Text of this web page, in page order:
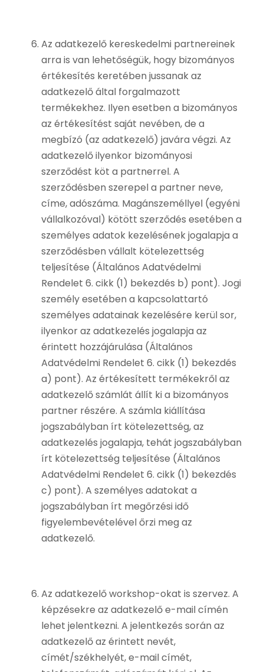
Az adatkezelő kereskedelmi partnereinek
arra is van lehetőségük, hogy bizományos
értékesítés keretében jussanak az
adatkezelő által forgalmazott
termékekhez. Ilyen esetben a bizományos
az értékesítést saját nevében, de a
megbízó (az adatkezelő) javára végzi. Az
adatkezelő ilyenkor bizományosi
szerződést köt a partnerrel. A
szerződésben szerepel a partner neve,
címe, adószáma. Magánszeméllyel (egyéni
vállalkozóval) kötött szerződés esetében a
személyes adatok kezelésének jogalapja a
szerződésben vállalt kötelezettség
teljesítése (Általános Adatvédelmi
Rendelet 6. cikk (1) bekezdés b) pont). Jogi
személy esetében a kapcsolattartó
személyes adatainak kezelésére kerül sor,
ilyenkor az adatkezelés jogalapja az
érintett hozzájárulása (Általános
Adatvédelmi Rendelet 6. cikk (1) bekezdés
a) pont). Az értékesített termékekről az
adatkezelő számlát állít ki a bizományos
partner részére. A számla kiállítása
jogszabályban írt kötelezettség, az
adatkezelés jogalapja, tehát jogszabályban
írt kötelezettség teljesítése (Általános
Adatvédelmi Rendelet 6. cikk (1) bekezdés
c) pont). A személyes adatokat a
jogszabályban írt megőrzési idő
figyelembevételével őrzi meg az
adatkezelő.
Az adatkezelő workshop-okat is szervez. A
képzésekre az adatkezelő e-mail címén
lehet jelentkezni. A jelentkezés során az
adatkezelő az érintett nevét,
címét/székhelyét, e-mail címét,